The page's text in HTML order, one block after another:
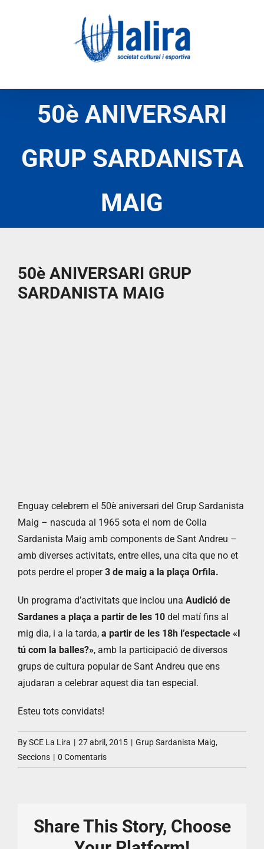
50è ANIVERSARI
GRUP SARDANISTA
MAIG
50è ANIVERSARI GRUP
SARDANISTA MAIG
Enguay celebrem el 50è aniversari del Grup Sardanista
Maig – nascuda al 1965 sota el nom de Colla
Sardanista Maig amb components de Sant Andreu –
amb diverses activitats, entre elles, una cita que no et
pots perdre el proper3 de maig a la plaça Orfila.
Un programa d’activitats que inclou una Audició de
Sardanes a plaça a partir de les 10 del matí fins al
mig dia, i a la tarda, a partir de les 18h l’espectacle «I
tú com la balles?», amb la participació de diversos
grups de cultura popular de Sant Andreu que ens
ajudaran a celebrar aquest dia tan especial.
Esteu tots convidats!
BySCE La Lira | 27 abril, 2015 | Grup Sardanista Maig,
Seccions | 0 Comentaris
Share This Story, Choose